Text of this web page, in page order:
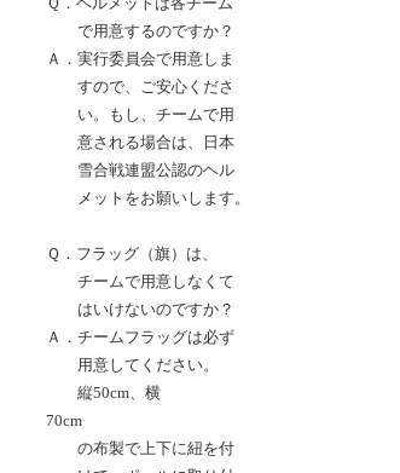
で用意するのですか？
Ａ．実行委員会で用意しま
すので、ご安心くださ
い。もし、チームで用
意される場合は、日本
雪合戦連盟公認のヘル
メットをお願いします。
Ｑ．フラッグ（旗）は、
チームで用意しなくて
はいけないのですか？
Ａ．チームフラッグは必ず
用意してください。
縦50cm、横
70cm
の布製で上下に紐を付